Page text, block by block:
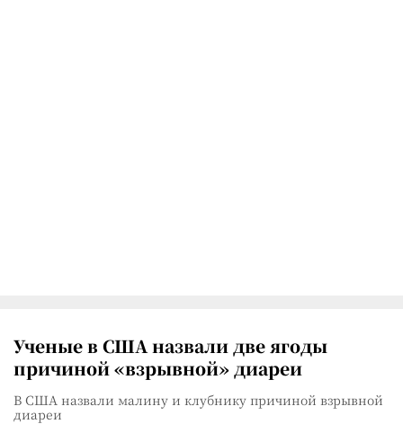
Ученые в США назвали две ягоды
причиной «взрывной» диареи
В США назвали малину и клубнику причиной взрывной
диареи